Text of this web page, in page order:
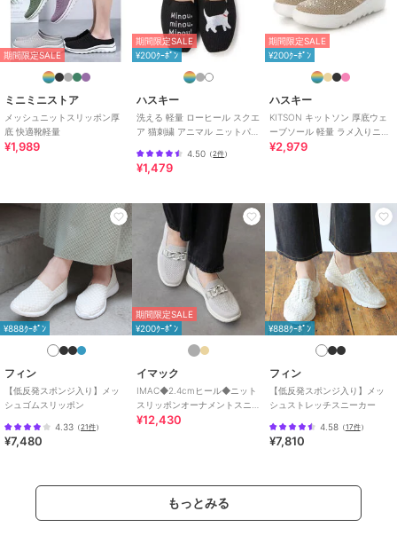
期間限定SALE
ミニミニストア
メッシュニットスリッポン厚
底 快適靴軽量
¥1,989
期間限定SALE
¥200ｸｰﾎﾟﾝ
ハスキー
洗える 軽量 ローヒール スクエ
ア 猫刺繍 アニマル ニットパン
ズ
4.50 （2件）
¥1,479
期間限定SALE
¥200ｸｰﾎﾟﾝ
ハスキー
KITSON キットソン 厚底ウェ
ーブソール 軽量 ラメ入りニッ
ト スリッポン
¥2,979
¥888ｸｰﾎﾟﾝ
フィン
【低反発スポンジ入り】メッ
シュゴムスリッポン
4.33 （21件）
¥7,480
期間限定SALE
¥200ｸｰﾎﾟﾝ
イマック
IMAC◆2.4cmヒール◆ニット
スリッポンオーナメントスニ
ーカー
¥12,430
¥888ｸｰﾎﾟﾝ
フィン
【低反発スポンジ入り】メッ
シュストレッチスニーカー
4.58（17件）
¥7,810
もっとみる